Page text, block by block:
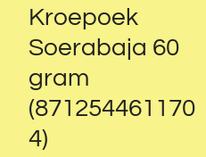
Kroepoek
Soerabaja 60
gram
(871254461170
4)